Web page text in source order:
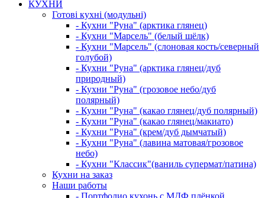
КУХНИ
Готові кухні (модульні)
- Кухни "Руна" (арктика глянец)
- Кухни "Марсель" (белый шёлк)
- Кухни "Марсель" (слоновая кость/северный
голубой)
- Кухни "Руна" (арктика глянец/дуб
природный)
- Кухни "Руна" (грозовое небо/дуб
полярный)
- Кухни "Руна" (какао глянец/дуб полярный)
- Кухни "Руна" (какао глянец/макиато)
- Кухни "Руна" (крем/дуб дымчатый)
- Кухни "Руна" (лавина матовая/грозовое
небо)
- Кухни "Классик"(ваниль супермат/патина)
Кухни на заказ
Наши работы
- Портфолио кухонь с МДФ плёнкой